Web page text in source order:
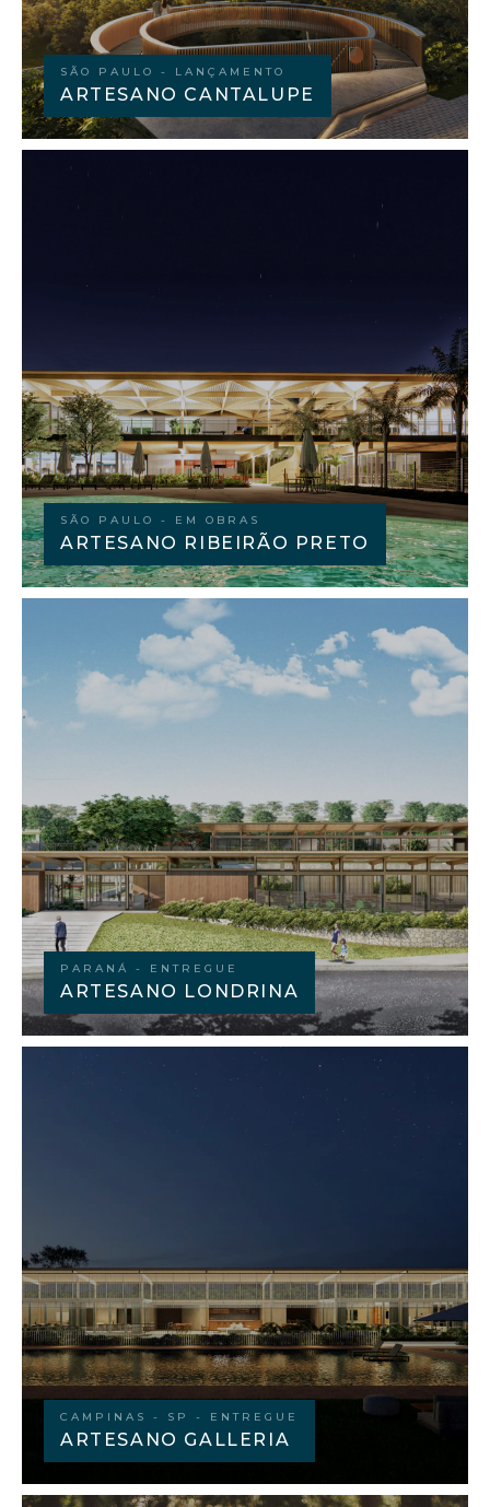
SÃO PAULO - LANÇAMENTO
ARTESANO CANTALUPE
SÃO PAULO - EM OBRAS
ARTESANO RIBEIRÃO PRETO
PARANÁ - ENTREGUE
ARTESANO LONDRINA
CAMPINAS - SP - ENTREGUE
ARTESANO GALLERIA